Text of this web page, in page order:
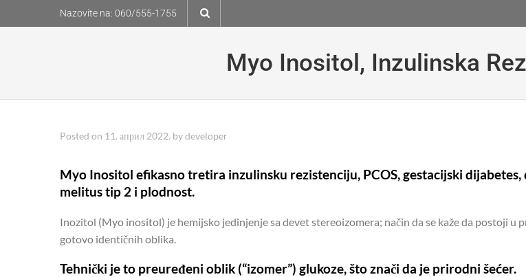
to
Nazovite na: 060/555-1755
Myo Inositol, Inzulinska
Posted on 11. април 2022. bydeveloper
Myo Inositol efikasno tretira inzulinsku rezistenciju, PCOS, gestacijski dijabetes,
melitus tip 2 i plodnost.
Inozitol (Myo inositol) je hemijsko jedinjenje sa devet stereoizomera; način da se kaže da postoji u
gotovo identičnih oblika.
Tehnički je to preuređeni oblik (“izomer”) glukoze, što znači da je prirodni šećer.